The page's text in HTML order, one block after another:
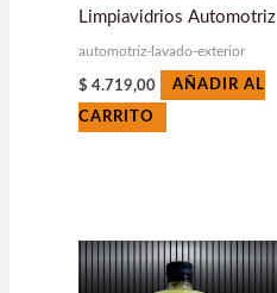
Limpiavidrios Automotriz
automotriz-lavado-exterior
$ 4.719,00 AÑADIR AL
CARRITO